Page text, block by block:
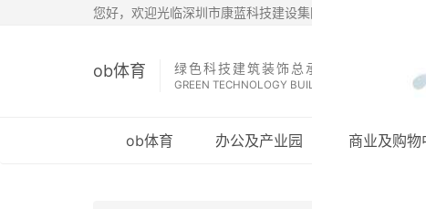
您好，欢迎光临深圳市康蓝科技建设集团有限公司
ob体育 绿色科技建筑装饰总承包商
GREEN TECHNOLOGY BUILDING DECORATION
ob体育 办公及产业园 商业及购物